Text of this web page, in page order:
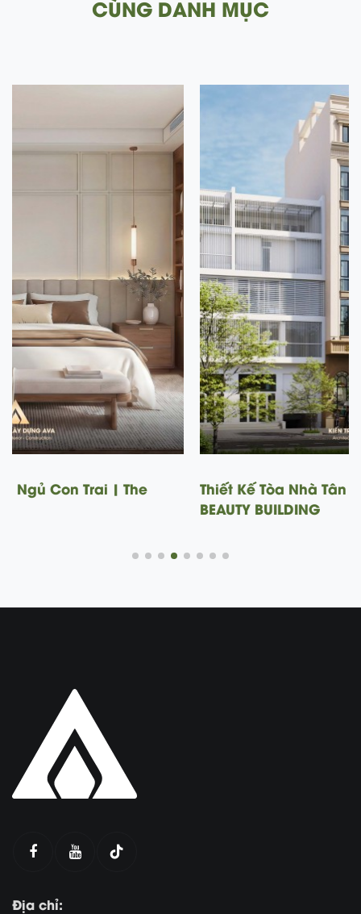
CÙNG DANH MỤC
| BICH NGUYET
Mẫu Nhà Phố 3 Tầng Tân
Blanche
Địa chỉ: